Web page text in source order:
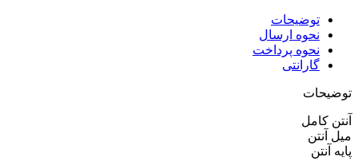
توضیحات
نحوه ارسال
نحوه پرداخت
گارانتی
توضیحات
آنتن کامل
میل آنتن
پایه آنتن